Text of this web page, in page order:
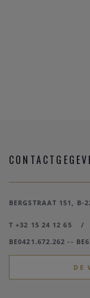
BERGSTRAAT 151, B-
T +32 15 24 12 65 /
BE0421.672.262 --
DE